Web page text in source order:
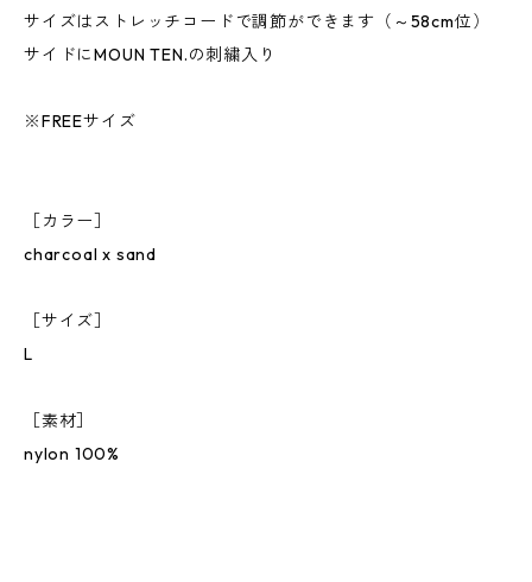
サイズはストレッチコードで調節ができます（～58cm位）
サイドにMOUN TEN.の刺繍入り
※FREEサイズ
［カラー］
charcoal x sand
［サイズ］
L
［素材］
nylon 100%